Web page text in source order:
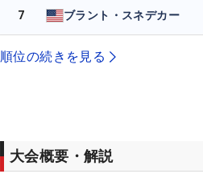
7 ブラント・スネデカー
順位の続きを見る
大会概要・解説